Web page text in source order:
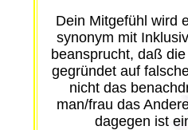
Dein Mitgefühl wird
synonym mit
beansprucht, daß
gegründet auf
nicht das
man/frau das
dagegen ist